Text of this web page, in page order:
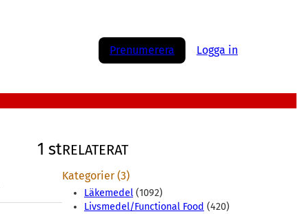
Prenumerera Logga in
1 stRELATERAT
Kategorier (3)
Läkemedel (1092)
Livsmedel/Functional Food (420)